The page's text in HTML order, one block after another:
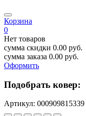
Корзина
0
Нет товаров
сумма скидки 0.00 руб.
сумма заказа 0.00 руб.
Оформить
Подобрать ковер:
Артикул: 000909815339